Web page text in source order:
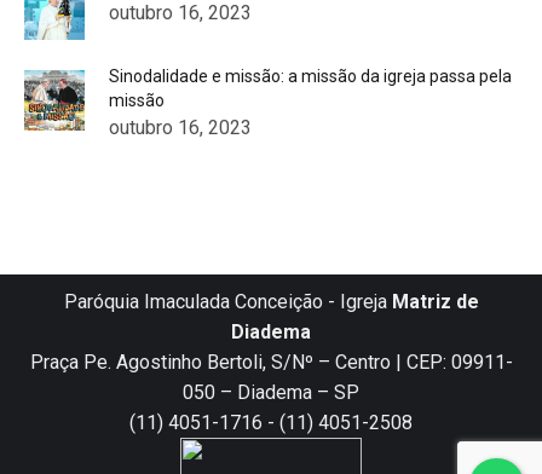
outubro 16, 2023
Sinodalidade e missão: a missão da igreja passa pela
missão
outubro 16, 2023
Paróquia Imaculada Conceição - Igreja Matriz de
Diadema
Praça Pe. Agostinho Bertoli, S/Nº – Centro | CEP: 09911-
050 – Diadema – SP
(11) 4051-1716 - (11) 4051-2508